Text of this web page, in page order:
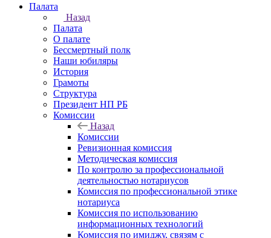
Палата
Назад
Палата
О палате
Бессмертный полк
Наши юбиляры
История
Грамоты
Структура
Президент НП РБ
Комиссии
Назад
Комиссии
Ревизионная комиссия
Методическая комиссия
По контролю за профессиональной
деятельностью нотариусов
Комиссия по профессиональной этике
нотариуса
Комиссия по использованию
информационных технологий
Комиссия по имиджу, связям с